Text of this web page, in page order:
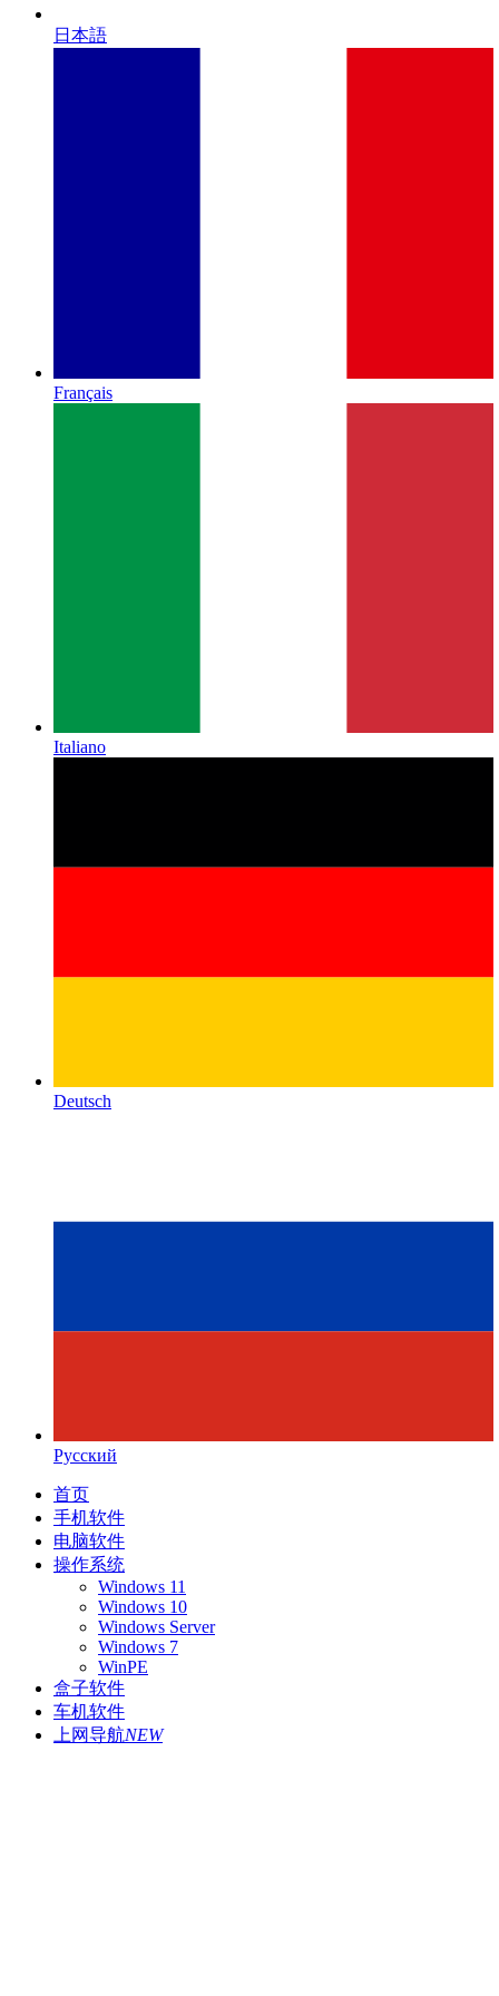
日本語
Français
Italiano
Deutsch
Русский
首页
手机软件
电脑软件
操作系统
Windows 11
Windows 10
Windows Server
Windows 7
WinPE
盒子软件
车机软件
上网导航NEW